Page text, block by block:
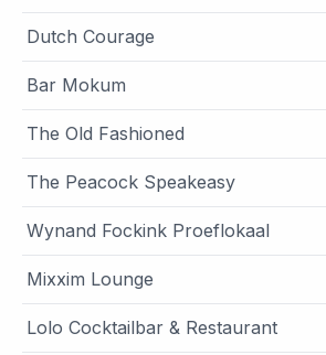
Dutch Courage
Bar Mokum
The Old Fashioned
The Peacock Speakeasy
Wynand Fockink Proeflokaal
Mixxim Lounge
Lolo Cocktailbar & Restaurant